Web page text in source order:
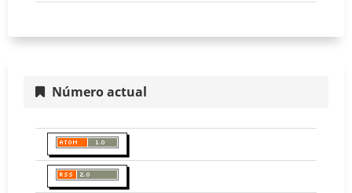
Número actual